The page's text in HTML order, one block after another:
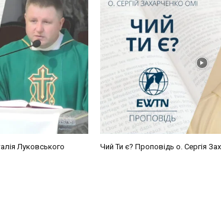
Луковського Чий Ти є? Проповідь о. Сергія